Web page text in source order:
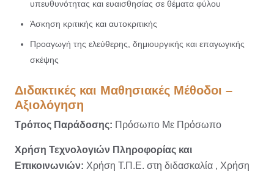
υπευθυνότητας και ευαισθησίας σε θέματα φύλου
Άσκηση κριτικής και αυτοκριτικής
Προαγωγή της ελεύθερης, δημιουργικής και επαγωγικής
σκέψης
Διδακτικές και Μαθησιακές Μέθοδοι –
Αξιολόγηση
Τρόπος Παράδοσης: Πρόσωπο Με Πρόσωπο
Χρήση Τεχνολογιών Πληροφορίας και
Επικοινωνιών: Χρήση Τ.Π.Ε. στη διδασκαλία , Χρήση